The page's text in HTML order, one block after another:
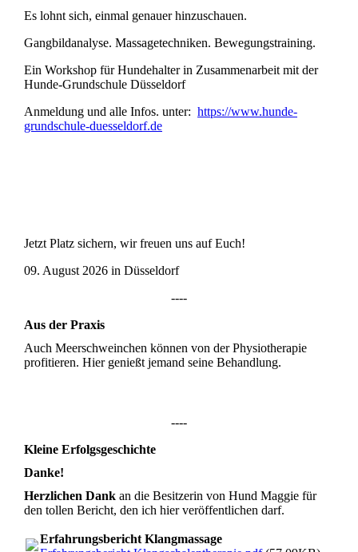
Es lohnt sich, einmal genauer hinzuschauen.
Gangbildanalyse. Massagetechniken. Bewegungstraining.
Ein Workshop für Hundehalter in Zusammenarbeit mit der
Hunde-Grundschule Düsseldorf
Anmeldung und alle Infos. unter: https://www.hunde-
grundschule-duesseldorf.de
Jetzt Platz sichern, wir freuen uns auf Euch!
09. August 2026 in Düsseldorf
----
Aus der Praxis
Auch Meerschweinchen können von der Physiotherapie
profitieren. Hier genießt jemand seine Behandlung.
----
Kleine Erfolgsgeschichte
Danke!
Herzlichen Dank an die Besitzerin von Hund Maggie für
den tollen Bericht, den ich hier veröffentlichen darf.
Erfahrungsbericht Klangmassage